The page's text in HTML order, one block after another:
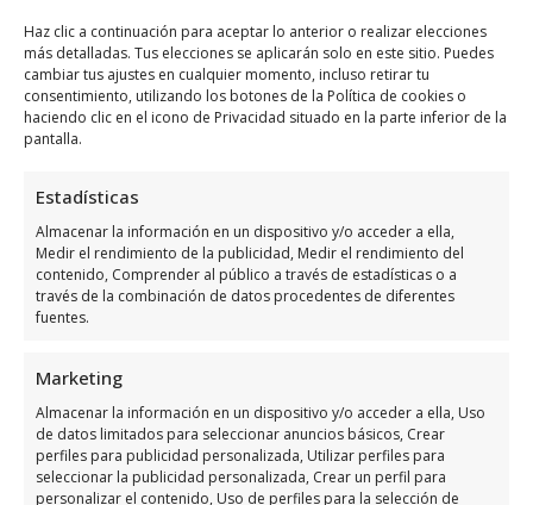
Haz clic a continuación para aceptar lo anterior o realizar elecciones
más detalladas. Tus elecciones se aplicarán solo en este sitio. Puedes
cambiar tus ajustes en cualquier momento, incluso retirar tu
consentimiento, utilizando los botones de la Política de cookies o
haciendo clic en el icono de Privacidad situado en la parte inferior de la
pantalla.
Estadísticas
Almacenar la información en un dispositivo y/o acceder a ella,
Medir el rendimiento de la publicidad, Medir el rendimiento del
contenido, Comprender al público a través de estadísticas o a
través de la combinación de datos procedentes de diferentes
fuentes.
Marketing
Almacenar la información en un dispositivo y/o acceder a ella, Uso
de datos limitados para seleccionar anuncios básicos, Crear
perfiles para publicidad personalizada, Utilizar perfiles para
seleccionar la publicidad personalizada, Crear un perfil para
personalizar el contenido, Uso de perfiles para la selección de
Como llegar a Toldos Lucentum
Toldos Lucentumse encuentra ubicado en
Carretera Torrevieja – Cartagena, Km. 8, 5
LOCAL 12 (C.C, 03189 Cabo Roig, Alicante,
Haz clic para aceptar márketing cookies y
habilitar este contenido